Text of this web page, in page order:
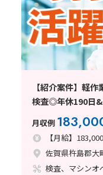
【紹介案件】軽
検査◎年休190日
月収例
【月給】
佐賀県杵島郡大
検査、マシンオ